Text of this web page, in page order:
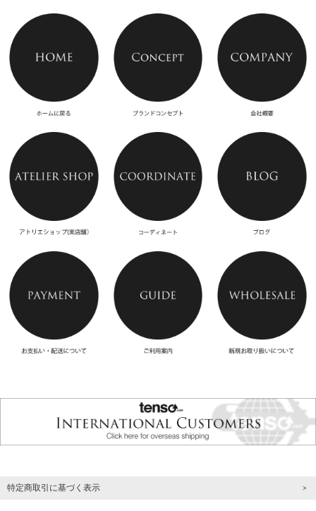
特定商取引に基づく表示